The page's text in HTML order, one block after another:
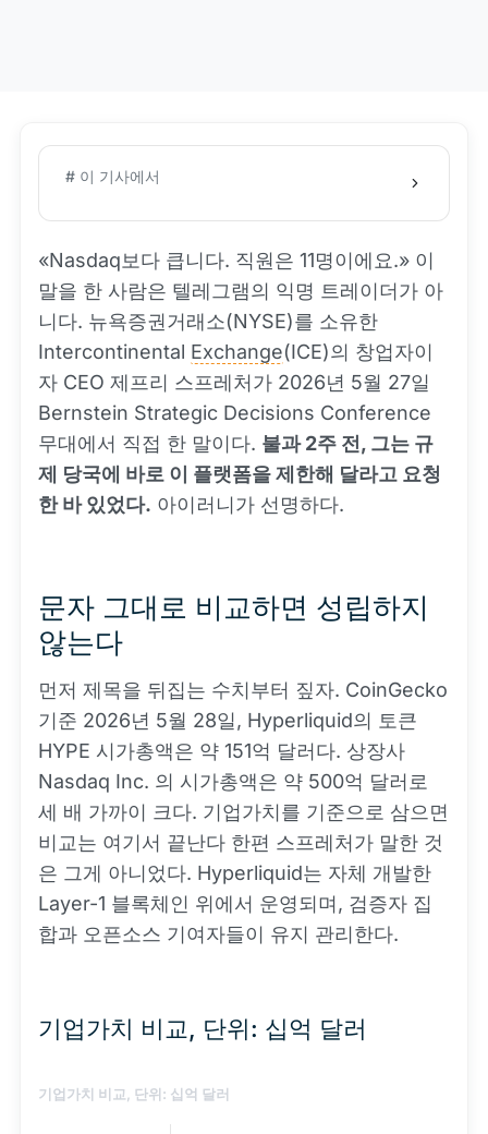
# 이 기사에서
«Nasdaq보다 큽니다. 직원은 11명이에요.» 이
말을 한 사람은 텔레그램의 익명 트레이더가 아
니다. 뉴욕증권거래소(NYSE)를 소유한
Intercontinental Exchange(ICE)의 창업자이
자 CEO 제프리 스프레처가 2026년 5월 27일
Bernstein Strategic Decisions Conference
무대에서 직접 한 말이다. 불과 2주 전, 그는 규
제 당국에 바로 이 플랫폼을 제한해 달라고 요청
한 바 있었다. 아이러니가 선명하다.
문자 그대로 비교하면 성립하지
않는다
먼저 제목을 뒤집는 수치부터 짚자. CoinGecko
기준 2026년 5월 28일, Hyperliquid의 토큰
HYPE 시가총액은 약 151억 달러다. 상장사
Nasdaq Inc. 의 시가총액은 약 500억 달러로
세 배 가까이 크다. 기업가치를 기준으로 삼으면
비교는 여기서 끝난다 한편 스프레처가 말한 것
은 그게 아니었다. Hyperliquid는 자체 개발한
Layer-1 블록체인 위에서 운영되며, 검증자 집
합과 오픈소스 기여자들이 유지 관리한다.
기업가치 비교, 단위: 십억 달러
기업가치 비교, 단위: 십억 달러